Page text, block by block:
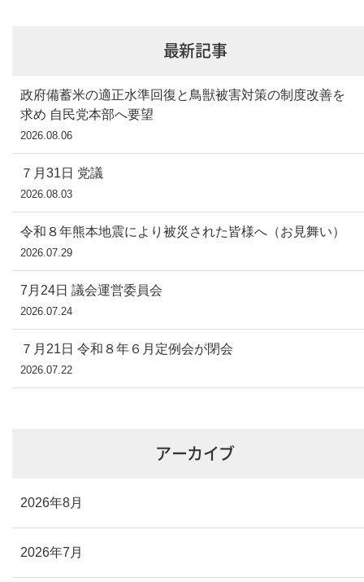
最新記事
政府備蓄米の適正水準回復と鳥獣被害対策の制度改善を
求め 自民党本部へ要望
2026.08.06
７月31日 党議
2026.08.03
令和８年熊本地震により被災された皆様へ（お見舞い）
2026.07.29
7月24日 議会運営委員会
2026.07.24
７月21日 令和８年６月定例会が閉会
2026.07.22
アーカイブ
2026年8月
2026年7月